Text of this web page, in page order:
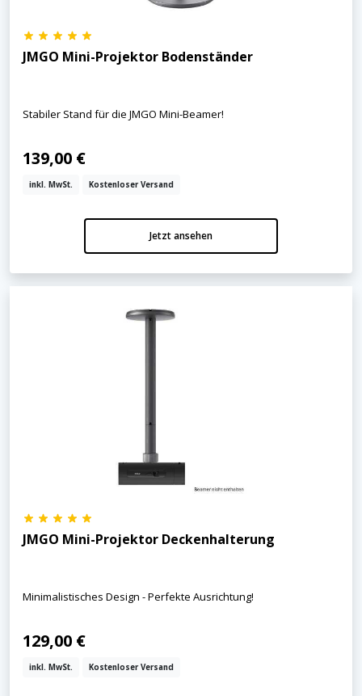
JMGO Mini-Projektor Bodenständer
Stabiler Stand für die JMGO Mini-Beamer!
139,00 €
inkl. MwSt. Kostenloser Versand
Jetzt ansehen
JMGO Mini-Projektor Deckenhalterung
Minimalistisches Design - Perfekte Ausrichtung!
129,00 €
inkl. MwSt. Kostenloser Versand